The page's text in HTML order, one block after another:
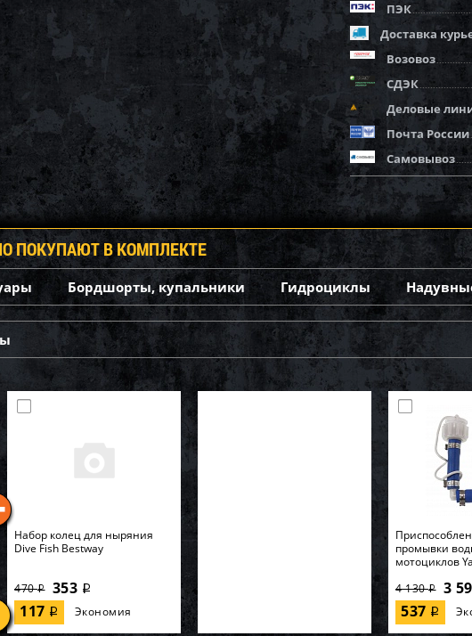
ПЭК
Доставка
Возовоз
СДЭК
Деловые
Почта России
Самовывоз
ПОКУПАЮТ В КОМПЛЕКТЕ
Бордшорты, купальники Гидроциклы
Набор колец для ныряния
Dive Fish Bestway
470i 353 i
117 i Экономия
промывки
мотоциклов
4 130i 3
537 i